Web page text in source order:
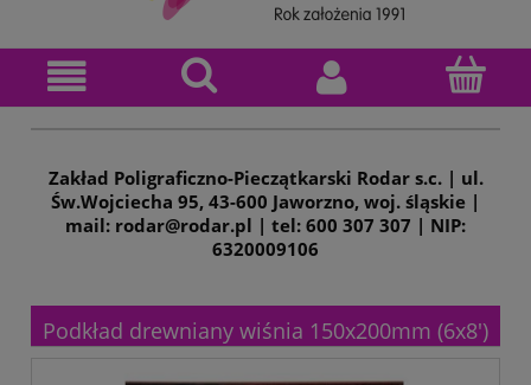
Zakład Poligraficzno-Pieczątkarski Rodar s.c. | ul.
Św.Wojciecha 95, 43-600 Jaworzno, woj. śląskie |
mail: rodar@rodar.pl | tel: 600 307 307 | NIP:
6320009106
Podkład drewniany wiśnia 150x200mm (6x8')